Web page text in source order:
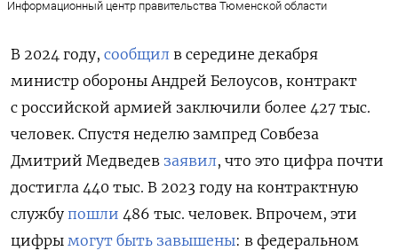
Информационный центр правительства Тюменской области
В 2024 году, сообщил в середине декабря
министр обороны Андрей Белоусов, контракт
с российской армией заключили более 427 тыс.
человек. Спустя неделю зампред Совбеза
Дмитрий Медведев заявил, что это цифра почти
достигла 440 тыс. В 2023 году на контрактную
службу пошли 486 тыс. человек. Впрочем, эти
цифры могут быть завышены: в федеральном